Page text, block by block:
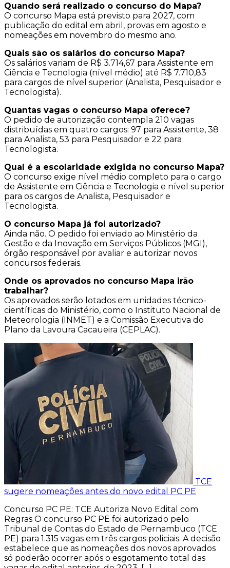
Quando será realizado o concurso do Mapa?
O concurso Mapa está previsto para 2027, com
publicação do edital em abril, provas em agosto e
nomeações em novembro do mesmo ano.
Quais são os salários do concurso Mapa?
Os salários variam de R$ 3.714,67 para Assistente em
Ciência e Tecnologia (nível médio) até R$ 7.710,83
para cargos de nível superior (Analista, Pesquisador e
Tecnologista).
Quantas vagas o concurso Mapa oferece?
O pedido de autorização contempla 210 vagas
distribuídas em quatro cargos: 97 para Assistente, 38
para Analista, 53 para Pesquisador e 22 para
Tecnologista.
Qual é a escolaridade exigida no concurso Mapa?
O concurso exige nível médio completo para o cargo
de Assistente em Ciência e Tecnologia e nível superior
para os cargos de Analista, Pesquisador e
Tecnologista.
O concurso Mapa já foi autorizado?
Ainda não. O pedido foi enviado ao Ministério da
Gestão e da Inovação em Serviços Públicos (MGI),
órgão responsável por avaliar e autorizar novos
concursos federais.
Onde os aprovados no concurso Mapa irão
trabalhar?
Os aprovados serão lotados em unidades técnico-
científicas do Ministério, como o Instituto Nacional de
Meteorologia (INMET) e a Comissão Executiva do
Plano da Lavoura Cacaueira (CEPLAC).
TCE
sugere nomeações antes do novo edital PC PE
Concurso PC PE: TCE Autoriza Novo Edital com
Regras O concurso PC PE foi autorizado pelo
Tribunal de Contas do Estado de Pernambuco (TCE
PE) para 1.315 vagas em três cargos policiais. A decisão
estabelece que as nomeações dos novos aprovados
só poderão ocorrer após o esgotamento total das